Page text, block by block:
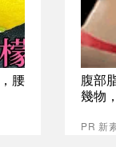
腰
腹部
幾物
PR 新